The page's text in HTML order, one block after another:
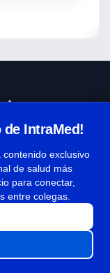
de IntraMed!
exclusivo
de salud más
para conectar,
entre colegas.
1997-2026